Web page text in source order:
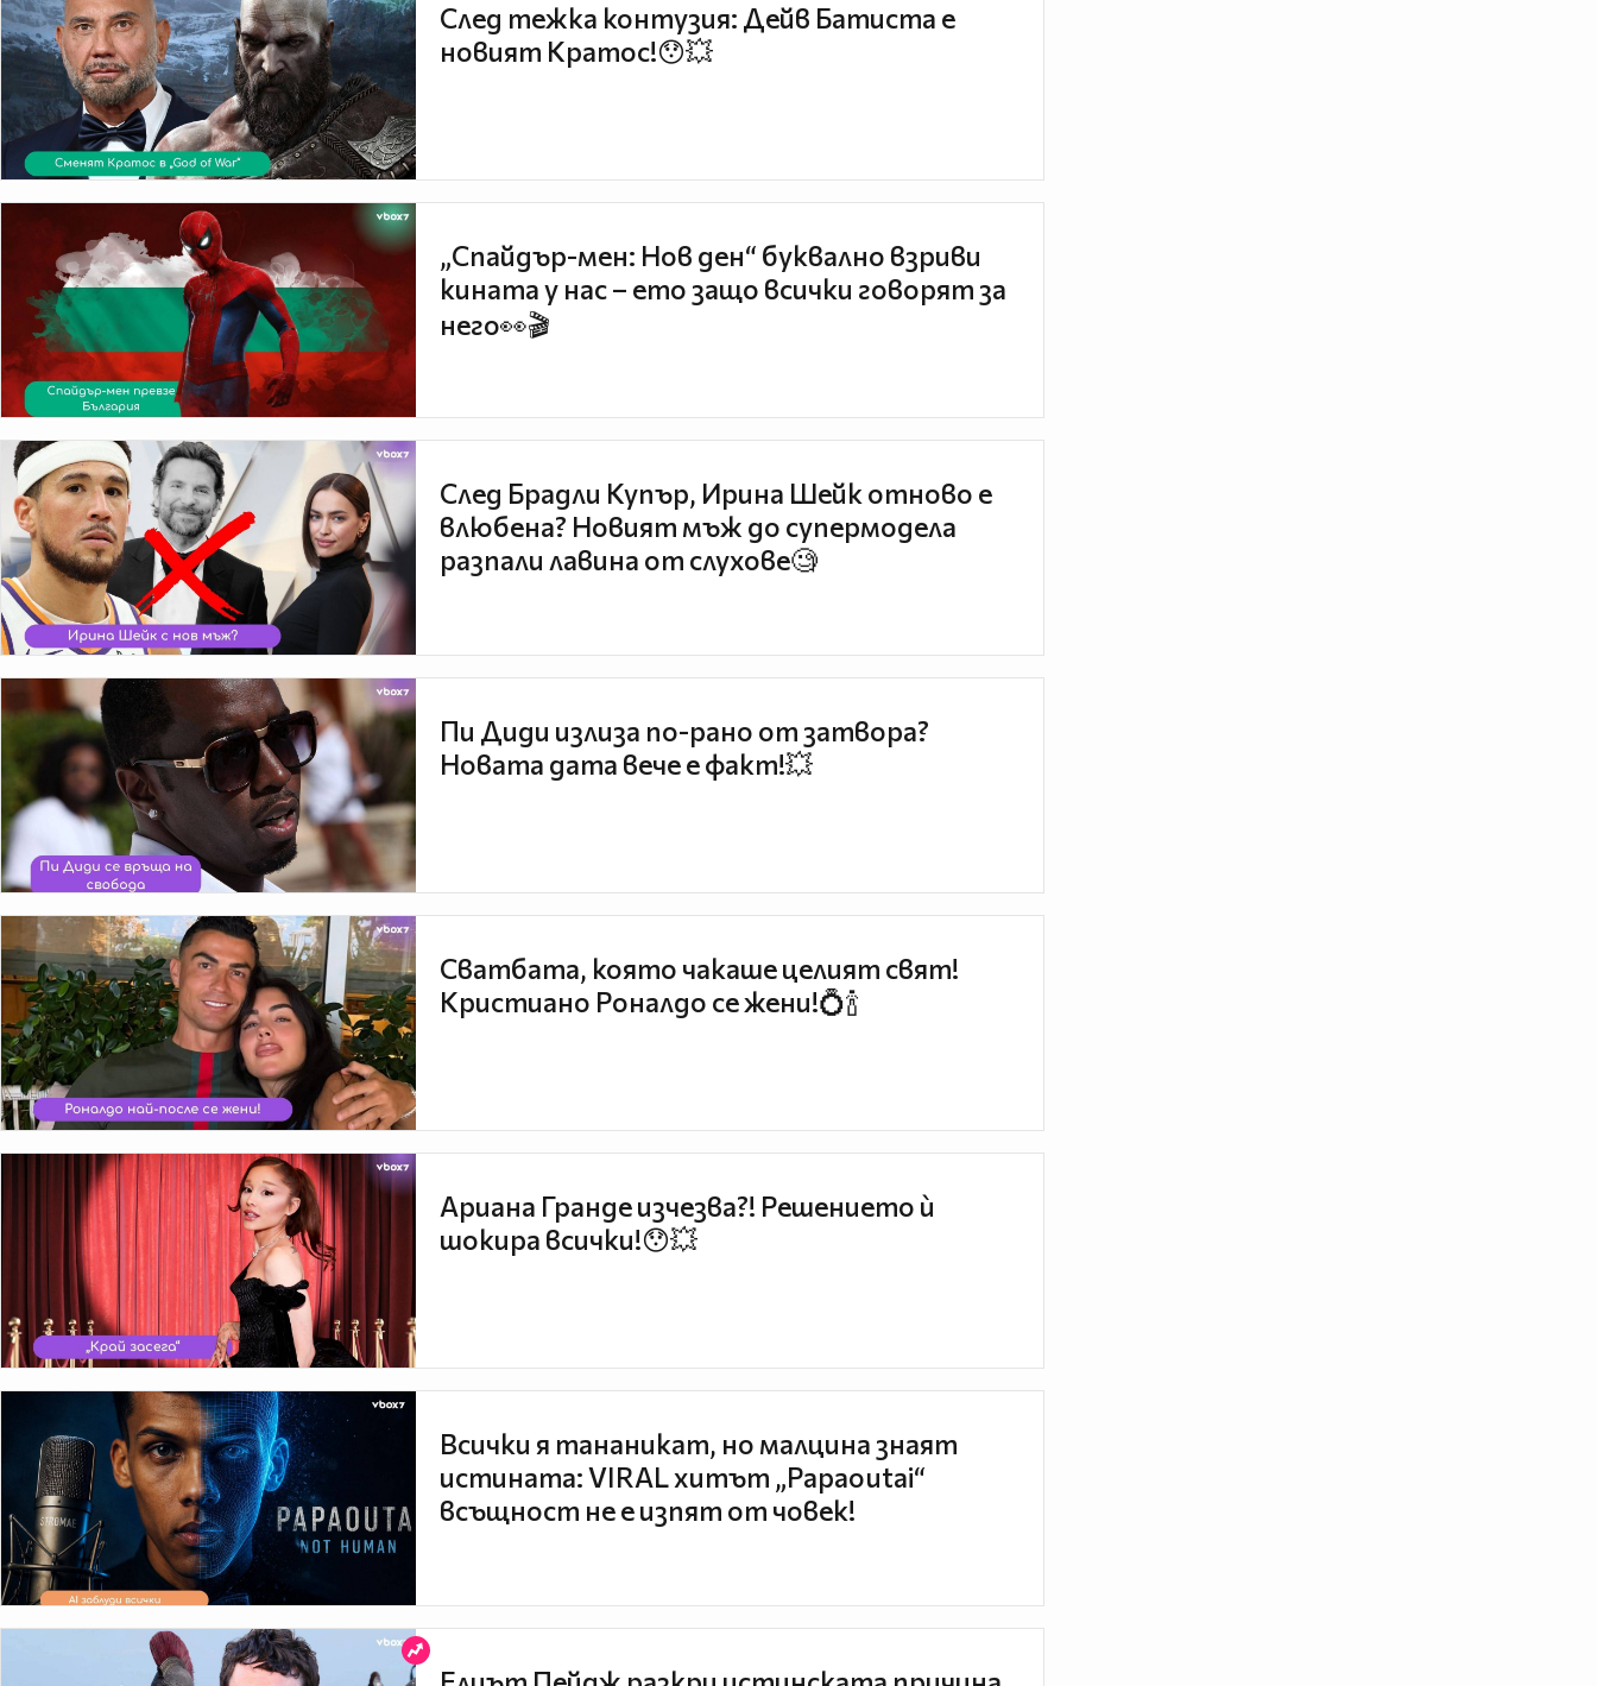
След тежка контузия: Дейв Батиста е
новият Кратос!😯💥
„Спайдър-мен: Нов ден“ буквално взриви
кината у нас – ето защо всички говорят за
него👀🎬
След Брадли Купър, Ирина Шейк отново е
влюбена? Новият мъж до супермодела
разпали лавина от слухове🧐
Пи Диди излиза по-рано от затвора?
Новата дата вече е факт!💥
Сватбата, която чакаше целият свят!
Кристиано Роналдо се жени!💍🍾
Ариана Гранде изчезва?! Решението ѝ
шокира всички!😯💥
Всички я тананикат, но малцина знаят
истината: VIRAL хитът „Papaoutai“
всъщност не е изпят от човек!